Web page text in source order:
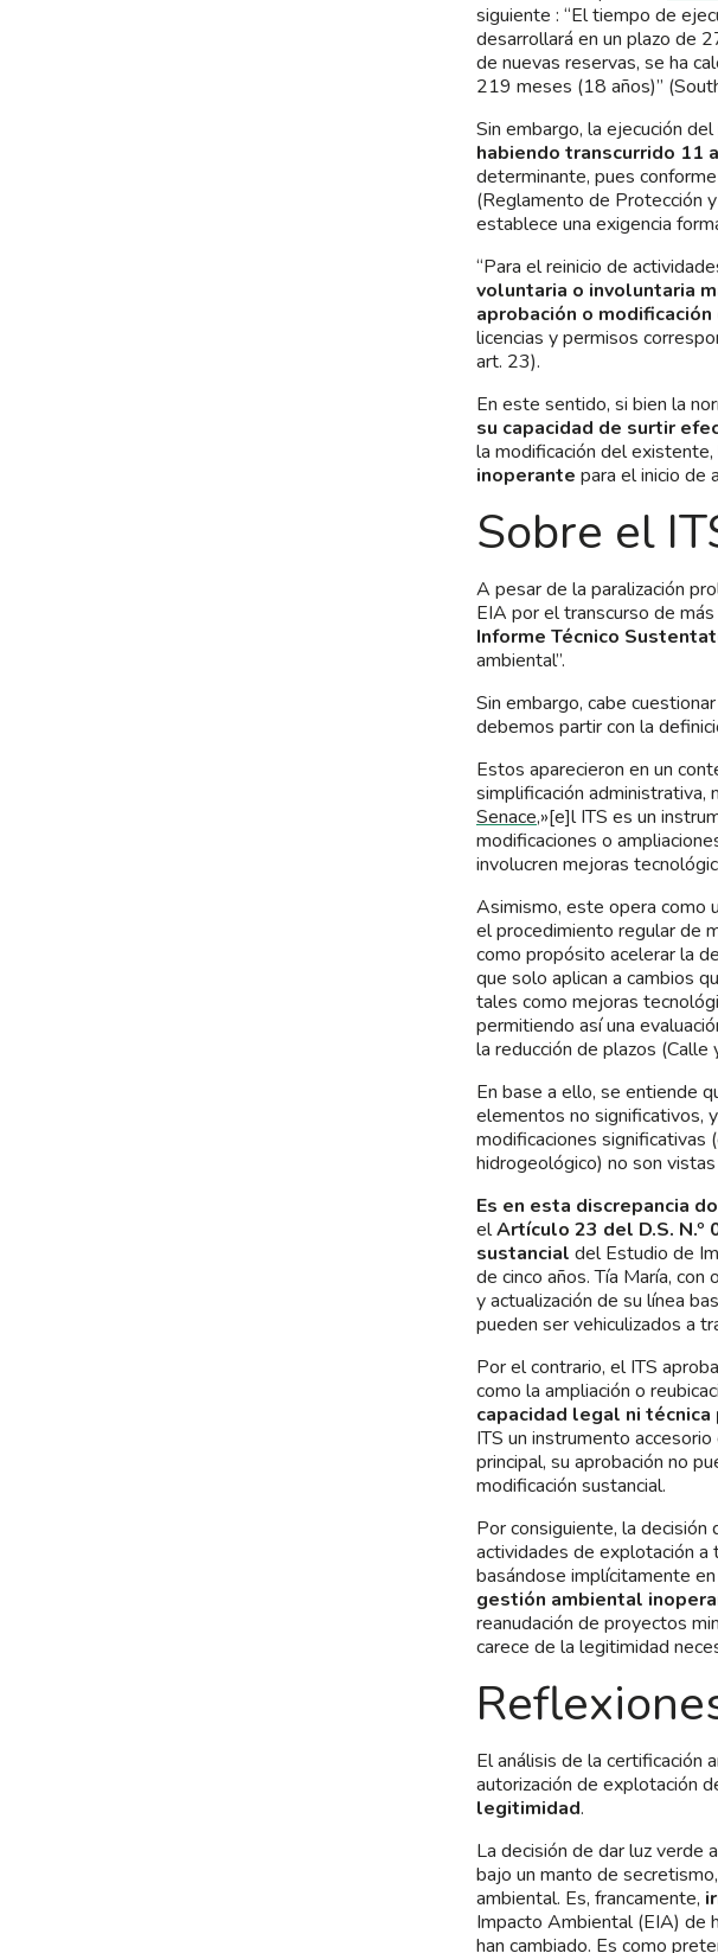
siguiente : “El tiempo de
desarrollará en un plazo de
de nuevas reservas, se ha
219 meses (18 años)”
Sin embargo, la ejecución
habiendo transcurrido 11
determinante, pues
(Reglamento de Protección
establece una exigencia
“Para el reinicio de
voluntaria o involuntaria
aprobación o
licencias y permisos
art. 23).
En este sentido, si bien la
su capacidad de surtir
la modificación del
inoperante para el inicio de
Sobre el
A pesar de la paralización
EIA por el transcurso de
Informe Técnico
ambiental”.
Sin embargo, cabe
debemos partir con la
Estos aparecieron en un
simplificación
Senace,»[e]l ITS es un
modificaciones o
involucren mejoras
Asimismo, este opera como
el procedimiento regular de
como propósito acelerar la
que solo aplican a cambios
tales como mejoras
permitiendo así una
la reducción de plazos
En base a ello, se entiende
elementos no significativos,
modificaciones significativas
hidrogeológico) no son
Es en esta discrepancia
elArtículo 23 del D.S. N.º
sustancial del Estudio de
de cinco años. Tía María,
y actualización de su línea
pueden ser vehiculizados a
Por el contrario, el ITS
como la ampliación o
capacidad legal ni
ITS un instrumento
principal, su aprobación no
modificación sustancial.
Por consiguiente, la decisión
actividades de explotación a
basándose implícitamente
gestión ambiental
reanudación de proyectos
carece de la legitimidad
El análisis de la certificación
autorización de explotación
legitimidad.
La decisión de dar luz verde
bajo un manto de
ambiental. Es, francamente,
Impacto Ambiental (EIA) de
han cambiado. Es como